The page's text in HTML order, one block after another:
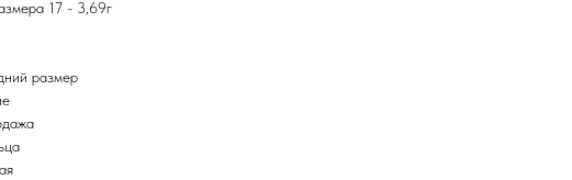
17 - 3,69г
размер